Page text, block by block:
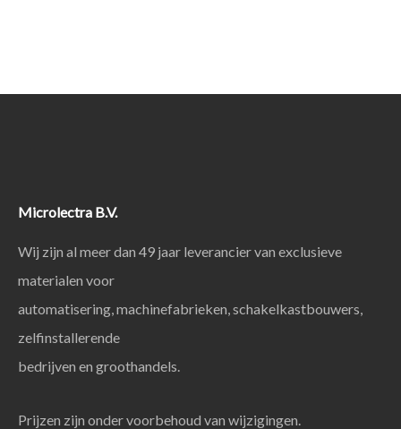
Microlectra B.V.
Wij zijn al meer dan 49 jaar leverancier van exclusieve
materialen voor
automatisering, machinefabrieken, schakelkastbouwers,
zelfinstallerende
bedrijven en groothandels.
Prijzen zijn onder voorbehoud van wijzigingen.